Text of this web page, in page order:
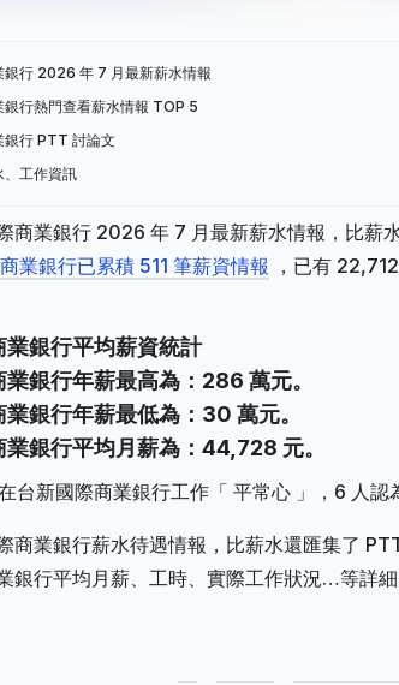
銀行 2026 年 7 月最新薪水情報
銀行熱門查看薪水情報 TOP 5
銀行 PTT 討論文
、工作資訊
商業銀行 2026 年 7 月最新薪水情報，比薪
業銀行已累積 511 筆薪資情報 ，已有
業銀行平均薪資統計
銀行年薪最高為：286 萬元。
銀行年薪最低為：30 萬元。
業銀行平均月薪為：44,728 元。
台新國際商業銀行工作「 平常心 」，6 人認
商業銀行薪水待遇情報，比薪水還匯集了
銀行平均月薪、工時、實際工作狀況…等詳細